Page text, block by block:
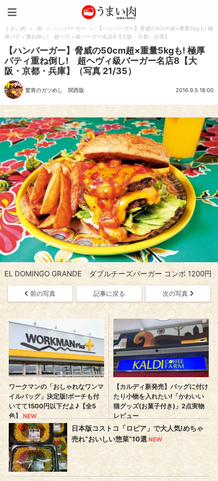
うまい肉 > 肉 > ハンバーガー >
【ハンバーガー】脅威の50cm超×重量5kgも! 極
厚パティ重ね倒し! 超ヘヴィ級バーガー名店8【大阪・京都・兵庫】
【ハンバーガー】脅威の50cm超×重量5kgも! 極厚
パティ重ね倒し! 超ヘヴィ級バーガー名店8【大
阪・京都・兵庫】（写真 21/35）
驚胃のガツめし 関西版 2016.9.5 18:00
EL DOMINGO GRANDE ダブルチーズバーガー コンボ 1200円
前の写真 記事に戻る 次の写真